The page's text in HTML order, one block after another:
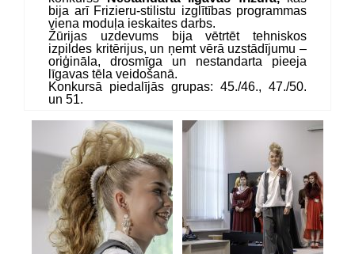
bija arī Frizieru-stilistu izglītības programmas
viena moduļa ieskaites darbs.
Žūrijas uzdevums bija vētrtēt tehniskos
izpildes kritērijus, un ņemt vērā uzstādījumu –
oriģināla, drosmīga un nestandarta pieeja
līgavas tēla veidošanā.
Konkursā piedalījās grupas: 45./46., 47./50.
un 51.